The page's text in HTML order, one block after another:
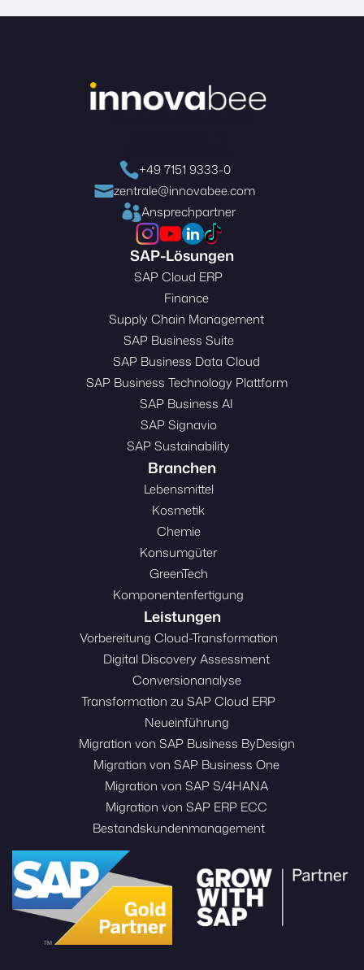
+49 7151 9333-0
zentrale@innovabee.com
Ansprechpartner
SAP-Lösungen
SAP Cloud ERP
Finance
Supply Chain Management
SAP Business Suite
SAP Business Data Cloud
SAP Business Technology Plattform
SAP Business AI
SAP Signavio
SAP Sustainability
Branchen
Lebensmittel
Kosmetik
Chemie
Konsumgüter
GreenTech
Komponentenfertigung
Leistungen
Vorbereitung Cloud-Transformation
Digital Discovery Assessment
Conversionanalyse
Transformation zu SAP Cloud ERP
Neueinführung
Migration von SAP Business ByDesign
Migration von SAP Business One
Migration von SAP S/4HANA
Migration von SAP ERP ECC
Bestandskundenmanagement